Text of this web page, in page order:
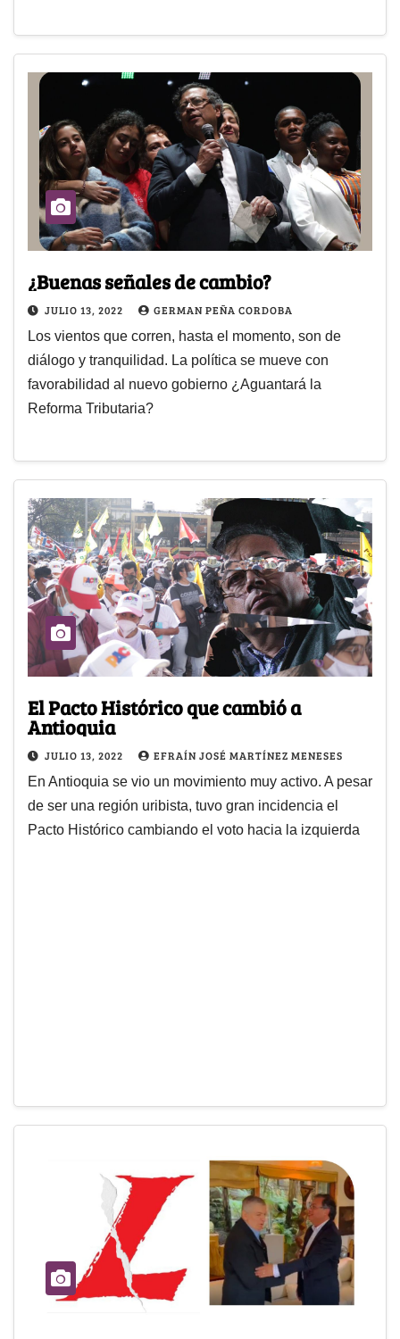
¿Buenas señales de cambio?
JULIO 13, 2022 GERMAN PEÑA CORDOBA
Los vientos que corren, hasta el momento, son de
diálogo y tranquilidad. La política se mueve con
favorabilidad al nuevo gobierno ¿Aguantará la
Reforma Tributaria?
El Pacto Histórico que cambió a
Antioquia
JULIO 13, 2022 EFRAÍN JOSÉ MARTÍNEZ MENESES
En Antioquia se vio un movimiento muy activo. A pesar
de ser una región uribista, tuvo gran incidencia el
Pacto Histórico cambiando el voto hacia la izquierda